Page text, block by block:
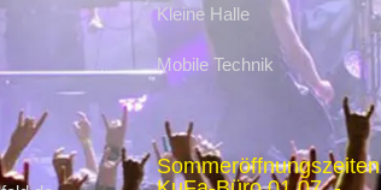
Kleine Halle
Mobile Technik
Sommeröffnungszeiten